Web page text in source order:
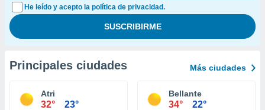
He leído y acepto la política de privacidad.
Principales ciudades Más ciudades
Atri
32° 23°
Bellante
34° 22°